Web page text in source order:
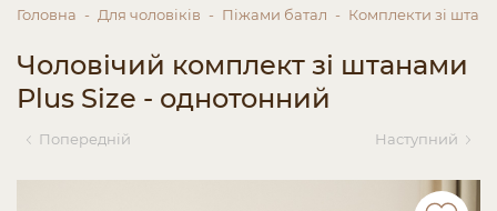
Головна Для чоловіків Піжами батал Комплекти зі
Чоловічий комплект зі штанами
Plus Size - однотонний
Попередній Наступний